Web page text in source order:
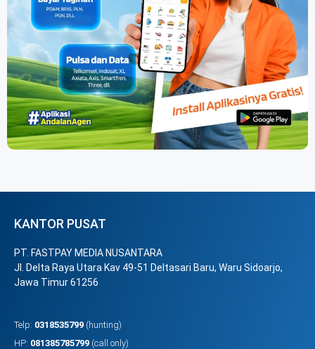
KANTOR PUSAT
PT. FASTPAY MEDIA NUSANTARA
Jl. Delta Raya Utara Kav 49-51 Deltasari Baru, Waru Sidoarjo,
Jawa Timur 61256
Telp: 0318535799 (hunting)
HP: 081385785799 (call only)